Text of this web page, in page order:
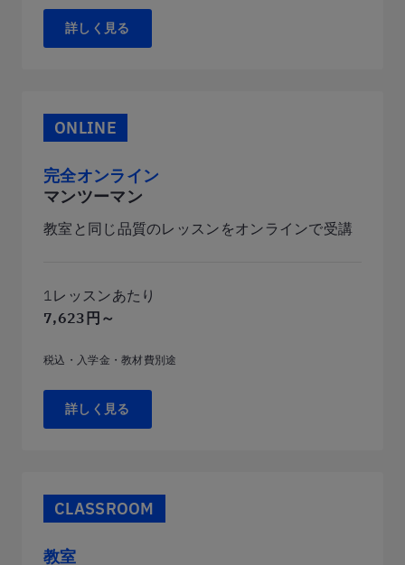
詳しく見る
ONLINE
完全オンライン
マンツーマン
教室と同じ品質のレッスンをオンラインで受講
1レッスンあたり
7,623円～
税込・入学金・教材費別途
詳しく見る
CLASSROOM
教室